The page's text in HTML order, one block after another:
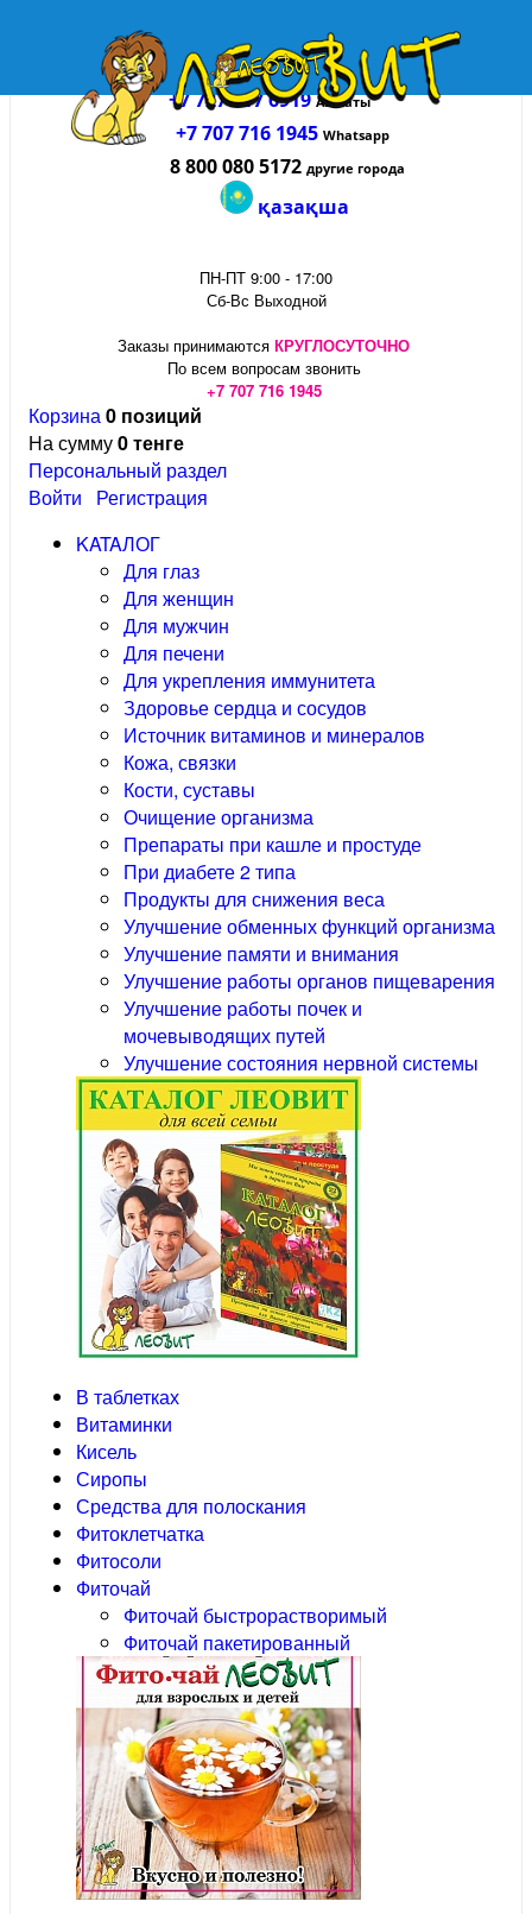
+7 727 317 6919Алматы
+7 707 716 1945 Whatsapp
8 800 080 5172 другие города
қазақша
ПН-ПТ 9:00 - 17:00
Сб-Вс Выходной
Заказы принимаются КРУГЛОСУТОЧНО
По всем вопросам звонить
+7 707 716 1945
Корзина0 позиций
На сумму0 тенге
Персональный раздел
Войти
Регистрация
KATAЛОГ
Для глаз
Для женщин
Для мужчин
Для печени
Для укрепления иммунитета
Здоровье сердца и сосудов
Источник витаминов и минералов
Кожа, связки
Кости, суставы
Очищение организма
Препараты при кашле и простуде
При диабете 2 типа
Продукты для снижения веса
Улучшение обменных функций организма
Улучшение памяти и внимания
Улучшение работы органов пищеварения
Улучшение работы почек и
мочевыводящих путей
Улучшение состояния нервной системы
В таблетках
Витаминки
Кисель
Сиропы
Средства для полоскания
Фитоклетчатка
Фитосоли
Фиточай
Фиточай быстрорастворимый
Фиточай пакетированный